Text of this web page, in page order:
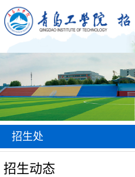
招生处
招生动态